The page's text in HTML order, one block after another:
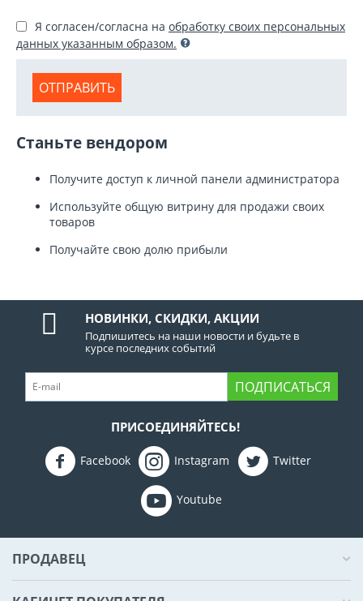
Я согласен/согласна на обработку своих персональных
данных указанным образом.
ОТПРАВИТЬ
Cтаньте вендором
Получите доступ к личной панели администратора
Используйте общую витрину для продажи своих
товаров
Получайте свою долю прибыли
НОВИНКИ, СКИДКИ, АКЦИИ
Подпишитесь на наши новости и будьте в
курсе последних событий
ПОДПИСАТЬСЯ
ПРИСОЕДИНЯЙТЕСЬ!
Facebook Instagram Twitter
Youtube
ПРОДАВЕЦ